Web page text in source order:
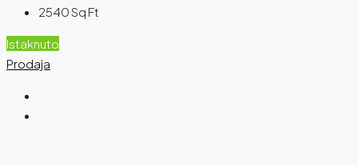
2540Sq Ft
Istaknuto
Prodaja